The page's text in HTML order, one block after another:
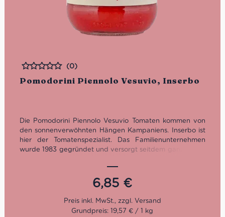
Pomodorini Piennolo Vesuvio, Inserbo
Bewertet
(0)
Die Pomodorini Piennolo Vesuvio Tomaten kommen von
den sonnenverwöhnten Hängen Kampaniens. Inserbo ist
hier der Tomatenspezialist. Das Familienunternehmen
wurde 1983 gegründet und versorgt seitdem ganz Italien
originaler Rezeptur und feinsten Tomatenkonserven wie
diese Pomodorini Piennolo Vesuvio. Die Tomaten
stammen aus den Anbaugebieten Agro Sarnese
Nocerino, Monti Lattari als auch von den Hängen des
6,85 €
Grundpreis: 19,57 € / 1 kg